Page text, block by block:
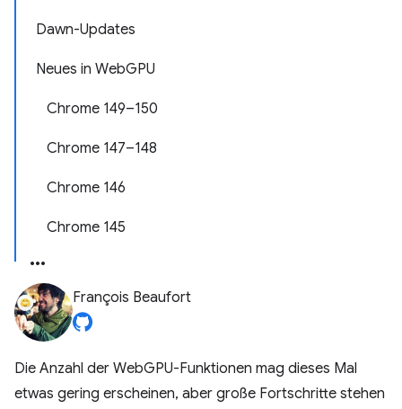
Dawn-Updates
Neues in WebGPU
Chrome 149–150
Chrome 147–148
Chrome 146
Chrome 145
François Beaufort
Die Anzahl der WebGPU-Funktionen mag dieses Mal
etwas gering erscheinen, aber große Fortschritte stehen